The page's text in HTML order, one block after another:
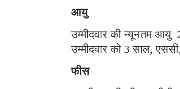
आयु
उम्मीदवार की न्यूनतम
उम्मीदवार को 3 साल,
फीस